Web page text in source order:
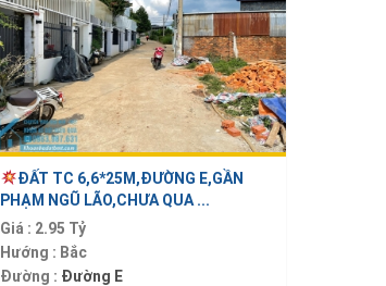
ĐẤT TC 6,6*25M,ĐƯỜNG E,GẦN
PHẠM NGŨ LÃO,CHƯA QUA ...
Giá : 2.95 Tỷ
Hướng : Bắc
Đường : Đường E